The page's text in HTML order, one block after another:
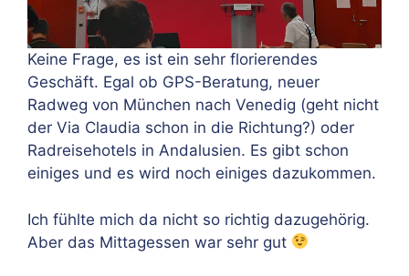
Keine Frage, es ist ein sehr florierendes
Geschäft. Egal ob GPS-Beratung, neuer
Radweg von München nach Venedig (geht nicht
der Via Claudia schon in die Richtung?) oder
Radreisehotels in Andalusien. Es gibt schon
einiges und es wird noch einiges dazukommen.
Ich fühlte mich da nicht so richtig dazugehörig.
Aber das Mittagessen war sehr gut